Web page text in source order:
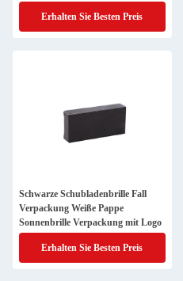
Erhalten Sie Besten Preis
Schwarze Schubladenbrille Fall
Verpackung Weiße Pappe
Sonnenbrille Verpackung mit Logo
Erhalten Sie Besten Preis